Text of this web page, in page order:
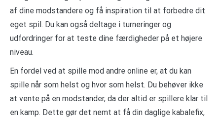
af dine modstandere og få inspiration til at forbedre dit
eget spil. Du kan også deltage i turneringer og
udfordringer for at teste dine færdigheder på et højere
niveau.
En fordel ved at spille mod andre online er, at du kan
spille når som helst og hvor som helst. Du behøver ikke
at vente på en modstander, da der altid er spillere klar til
en kamp. Dette gør det nemt at få din daglige kabalefix,